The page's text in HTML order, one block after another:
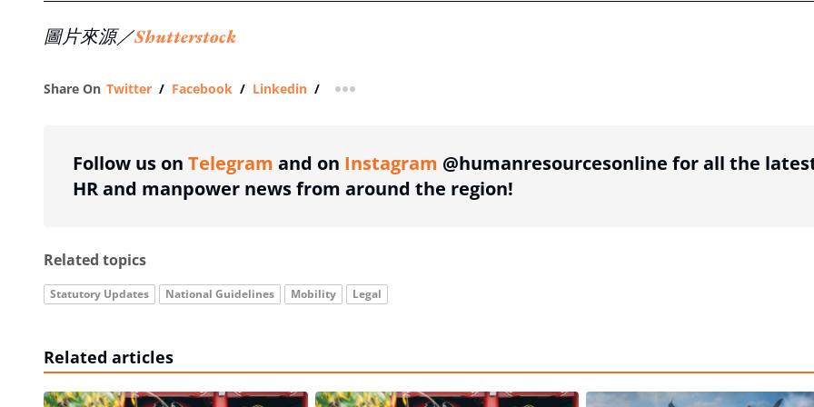
圖片來源／Shutterstock
Share On Twitter / Facebook / Linkedin / more sharing option
Follow us on Telegram and on Instagram @humanresourcesonline for all the
HR and manpower news from around the region!
Related topics
Statutory Updates National Guidelines Mobility Legal
Related articles